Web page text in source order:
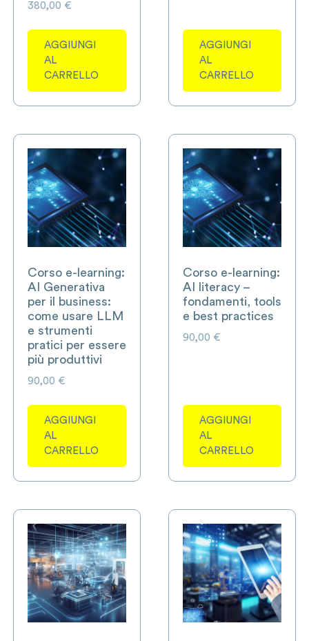
380,00 €
AGGIUNGI
AL
CARRELLO
AGGIUNGI
AL
CARRELLO
Corso e-learning:
AI Generativa
per il business:
come usare LLM
e strumenti
pratici per essere
più produttivi
90,00 €
AGGIUNGI
AL
CARRELLO
Corso e-learning:
AI literacy –
fondamenti, tools
e best practices
90,00 €
AGGIUNGI
AL
CARRELLO